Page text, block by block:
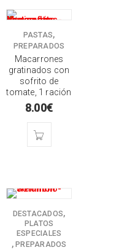
PASTAS,
PREPARADOS
Macarrones
gratinados con
sofrito de
tomate, 1 ración
8.00€
DESTACADOS,
PLATOS
ESPECIALES
, PREPARADOS